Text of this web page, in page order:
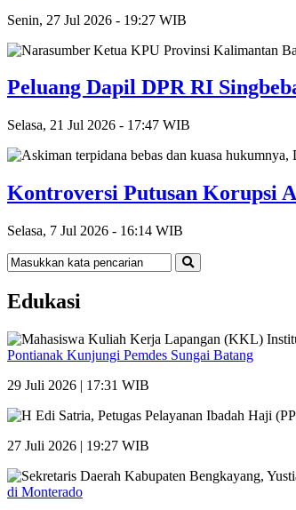
Senin, 27 Jul 2026 - 19:27 WIB
Peluang Dapil DPR RI
Selasa, 21 Jul 2026 - 17:47 WIB
Kontroversi Putusan Korupsi
Selasa, 7 Jul 2026 - 16:14 WIB
Edukasi
Pontianak Kunjungi Pemdes Sungai Batang
29 Juli 2026 | 17:31 WIB
27 Juli 2026 | 19:27 WIB
di Monterado